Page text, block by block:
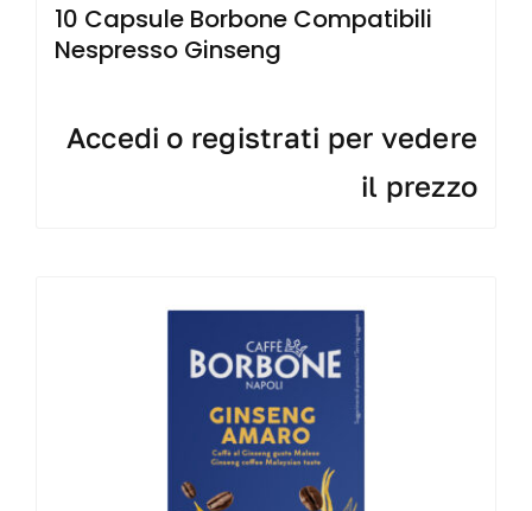
10 Capsule Borbone Compatibili
Nespresso Ginseng
Accedi o registrati per vedere
il prezzo